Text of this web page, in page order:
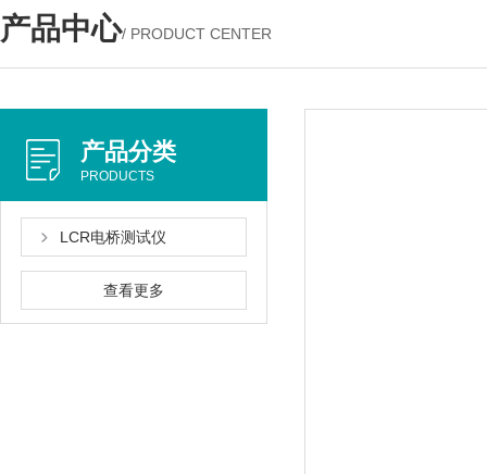
产品中心/ PRODUCT CENTER
产品分类
PRODUCTS
LCR电桥测试仪
查看更多